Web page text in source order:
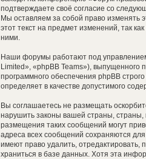
подтверждаете своё согласие со
Мы оставляем за собой право изменять
этот текст на предмет изменений, так
ними.
Наши форумы работают под
Limited», «phpBB Teams»), выпущенного
программного обеспечения phpBB
определяет в качестве допустимого
Вы соглашаетесь не размещать
нарушить законы вашей страны,
размещения таких сообщений могут
адреса всех сообщений сохраняются
имеют право удалить,
храниться в базе данных. Хотя эта